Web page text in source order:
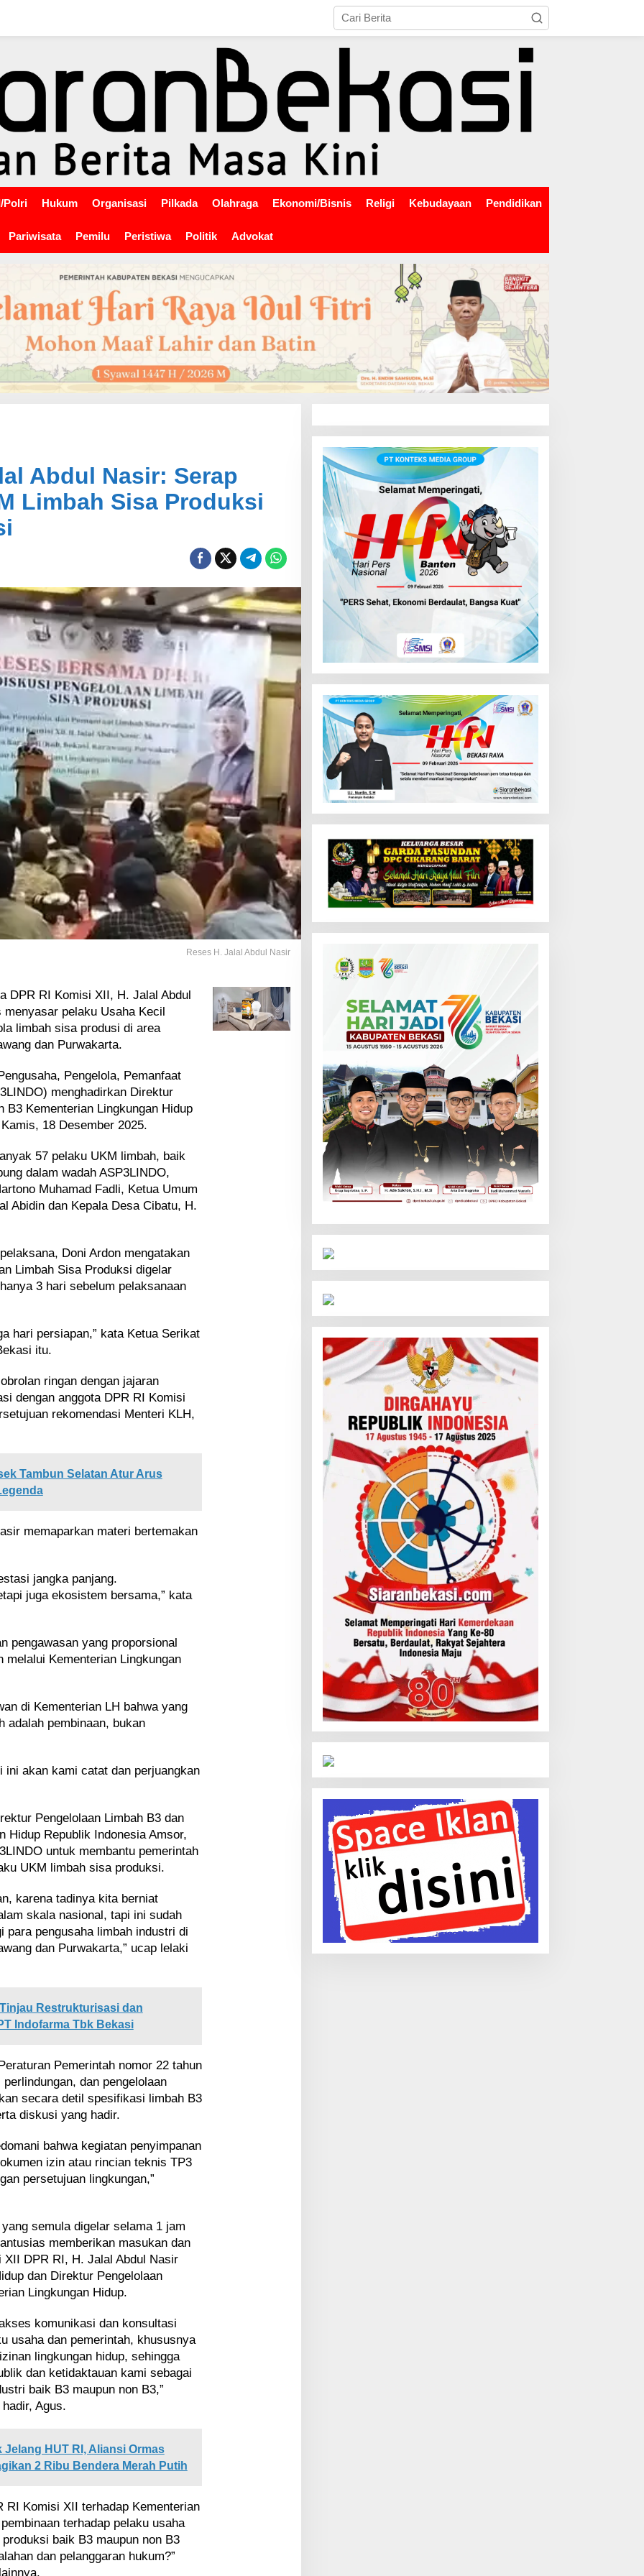
Polri Hukum Organisasi Pilkada Olahraga Ekonomi/Bisnis Religi Kebudayaan Pendidikan
Pariwisata Pemilu Peristiwa Politik Advokat
Abdul Nasir: Serap
Limbah Sisa Produksi
Reses H. Jalal Abdul Nasir
DPR RI Komisi XII, H. Jalal Abdul
pelaku Usaha Kecil
limbah sisa produsi di area
dan Purwakarta.
Pengelola, Pemanfaat
menghadirkan Direktur
B3 Kementerian Lingkungan Hidup
18 Desember 2025.
57 pelaku UKM limbah, baik
dalam wadah ASP3LINDO,
Muhamad Fadli, Ketua Umum
Abidin dan Kepala Desa Cibatu, H.
Doni Ardon mengatakan
Limbah Sisa Produksi digelar
3 hari sebelum pelaksanaan
hari persiapan,” kata Ketua Serikat
itu.
ringan dengan jajaran
dengan anggota DPR RI Komisi
rekomendasi Menteri KLH,
Tambun Selatan Atur Arus
memaparkan materi bertemakan
jangka panjang.
juga ekosistem bersama,” kata
pengawasan yang proporsional
melalui Kementerian Lingkungan
di Kementerian LH bahwa yang
adalah pembinaan, bukan
ini akan kami catat dan perjuangkan
Pengelolaan Limbah B3 dan
Hidup Republik Indonesia Amsor,
untuk membantu pemerintah
UKM limbah sisa produksi.
karena tadinya kita berniat
skala nasional, tapi ini sudah
para pengusaha limbah industri di
dan Purwakarta,” ucap lelaki
Restrukturisasi dan
Indofarma Tbk Bekasi
Pemerintah nomor 22 tahun
dan pengelolaan
secara detil spesifikasi limbah B3
diskusi yang hadir.
bahwa kegiatan penyimpanan
izin atau rincian teknis TP3
persetujuan lingkungan,”
semula digelar selama 1 jam
memberikan masukan dan
DPR RI, H. Jalal Abdul Nasir
dan Direktur Pengelolaan
Lingkungan Hidup.
komunikasi dan konsultasi
usaha dan pemerintah, khususnya
lingkungan hidup, sehingga
dan ketidaktauan kami sebagai
baik B3 maupun non B3,”
Agus.
HUT RI, Aliansi Ormas
2 Ribu Bendera Merah Putih
RI Komisi XII terhadap Kementerian
terhadap pelaku usaha
baik B3 maupun non B3
dan pelanggaran hukum?”